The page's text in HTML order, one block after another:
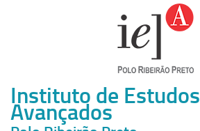
Instituto de Estudos
Avançados